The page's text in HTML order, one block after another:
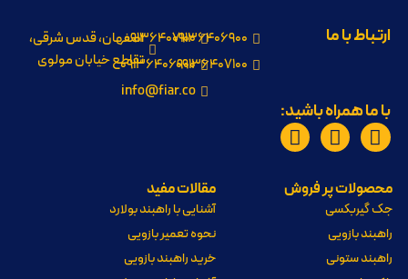
ارتباط با ما
09136406900
09136407100
09136407100
09136406900
info@fiar.co
اصفهان، قدس شرقی،
تقاطع خیابان مولوی
با ما همراه باشید:
محصولات پر فروش مقالات مفید
جک گیربکسی
راهبند بازویی
راهبند ستونی
آشنایی با راهبند بولارد
نحوه تعمیر بازویی
خرید راهبند بازویی